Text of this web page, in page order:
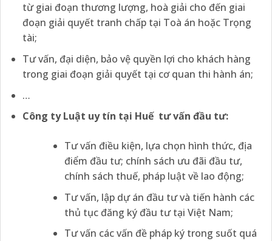
từ giai đoạn thương lượng, hoà giải cho đến giai
đoạn giải quyết tranh chấp tại Toà án hoặc Trọng
tài;
Tư vấn, đại diện, bảo vệ quyền lợi cho khách hàng
trong giai đoạn giải quyết tại cơ quan thi hành án;
…
Công ty Luật uy tín tại Huế tư vấn đầu tư:
Tư vấn điều kiện, lựa chọn hình thức, địa
điểm đầu tư; chính sách ưu đãi đầu tư,
chính sách thuế, pháp luật về lao động;
Tư vấn, lập dự án đầu tư và tiến hành các
thủ tục đăng ký đầu tư tại Việt Nam;
Tư vấn các vấn đề pháp ký trong suốt quá